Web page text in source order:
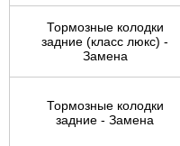
Тормозные колодки
задние (класс люкс) -
Замена
Тормозные колодки
задние - Замена